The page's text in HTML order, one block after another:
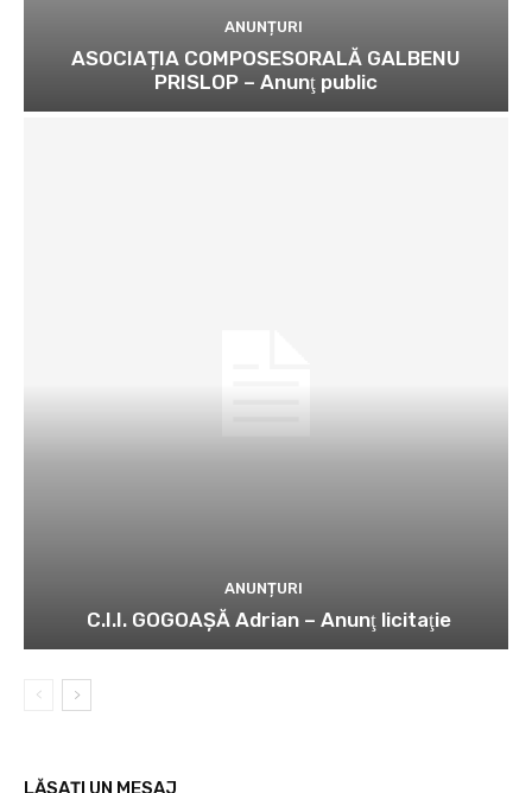
ANUNȚURI
ASOCIAȚIA COMPOSESORALĂ GALBENU
PRISLOP – Anunţ public
ANUNȚURI
C.I.I. GOGOAŞĂ Adrian – Anunţ licitaţie
LĂSAȚI UN MESAJ